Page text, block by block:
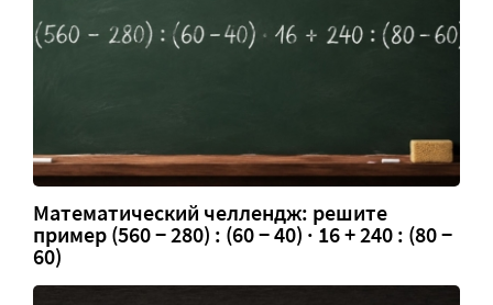
Математический челлендж: решите
пример (560 − 280) : (60 − 40) · 16 + 240 : (80 −
60)